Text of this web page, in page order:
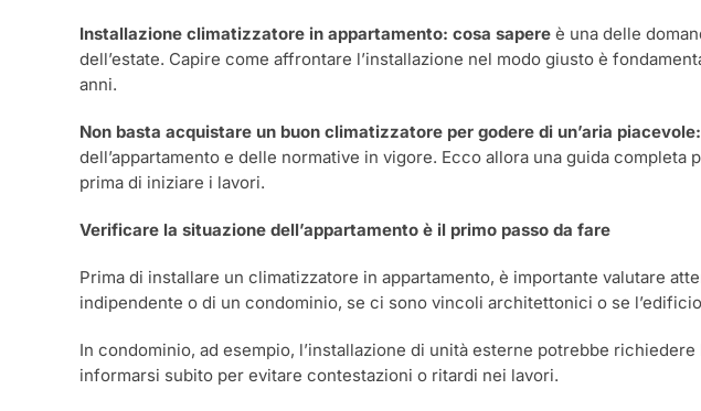
Installazione climatizzatore in appartamento: cosa sapere è una delle
dell’estate. Capire come affrontare l’installazione nel modo giusto è
anni.
Non basta acquistare un buon climatizzatore per godere di un’aria piacevole:
dell’appartamento e delle normative in vigore. Ecco allora una guida
prima di iniziare i lavori.
Verificare la situazione dell’appartamento è il primo passo da fare
Prima di installare un climatizzatore in appartamento, è importante valutare
indipendente o di un condominio, se ci sono vincoli architettonici o se
In condominio, ad esempio, l’installazione di unità esterne potrebbe
informarsi subito per evitare contestazioni o ritardi nei lavori.